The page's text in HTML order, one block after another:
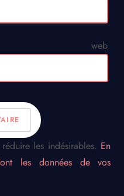
les indésirables. En
les données de vos